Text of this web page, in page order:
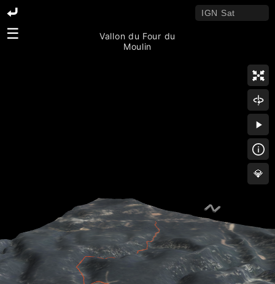
☰
💎
Vallon du Four du
Moulin